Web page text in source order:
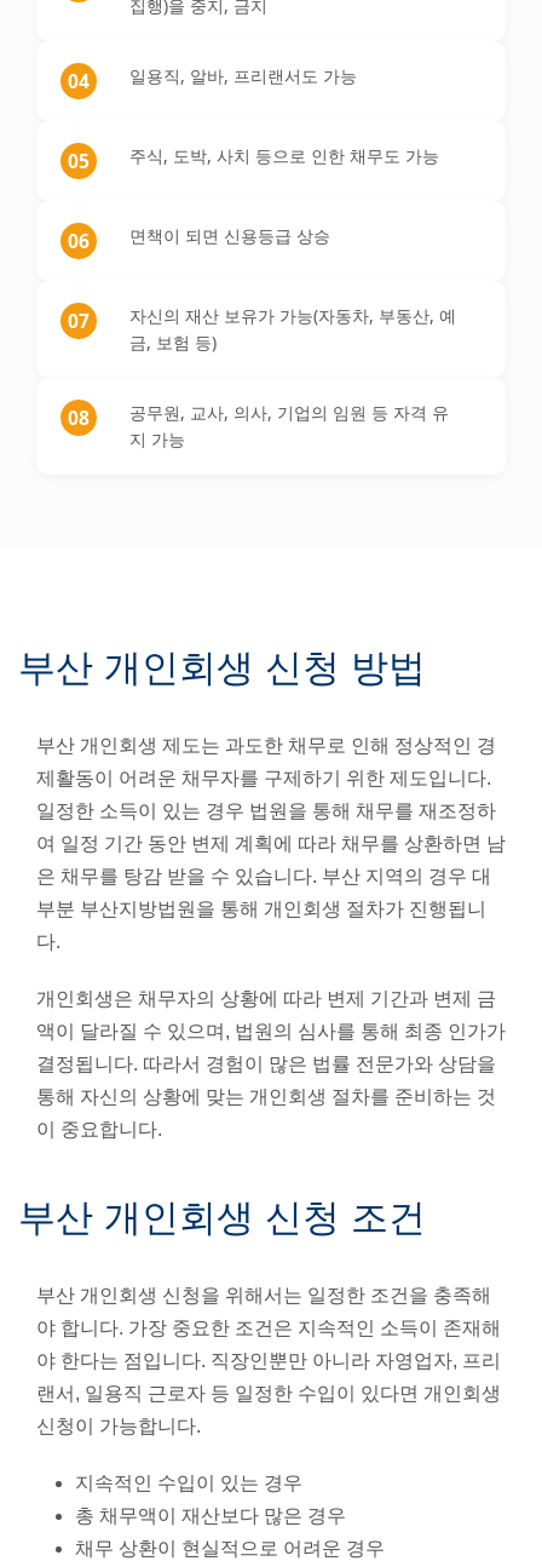
집행)을 중지, 금지
04 일용직, 알바, 프리랜서도 가능
05 주식, 도박, 사치 등으로 인한 채무도 가능
06 면책이 되면 신용등급 상승
07
자신의 재산 보유가 가능(자동차, 부동산, 예
금, 보험 등)
08
공무원, 교사, 의사, 기업의 임원 등 자격 유
지 가능
부산 개인회생 신청 방법
부산 개인회생 제도는 과도한 채무로 인해 정상적인 경
제활동이 어려운 채무자를 구제하기 위한 제도입니다.
일정한 소득이 있는 경우 법원을 통해 채무를 재조정하
여 일정 기간 동안 변제 계획에 따라 채무를 상환하면 남
은 채무를 탕감 받을 수 있습니다. 부산 지역의 경우 대
부분 부산지방법원을 통해 개인회생 절차가 진행됩니
다.
개인회생은 채무자의 상황에 따라 변제 기간과 변제 금
액이 달라질 수 있으며, 법원의 심사를 통해 최종 인가가
결정됩니다. 따라서 경험이 많은 법률 전문가와 상담을
통해 자신의 상황에 맞는 개인회생 절차를 준비하는 것
이 중요합니다.
부산 개인회생 신청 조건
부산 개인회생 신청을 위해서는 일정한 조건을 충족해
야 합니다. 가장 중요한 조건은 지속적인 소득이 존재해
야 한다는 점입니다. 직장인뿐만 아니라 자영업자, 프리
랜서, 일용직 근로자 등 일정한 수입이 있다면 개인회생
신청이 가능합니다.
지속적인 수입이 있는 경우
총 채무액이 재산보다 많은 경우
채무 상환이 현실적으로 어려운 경우